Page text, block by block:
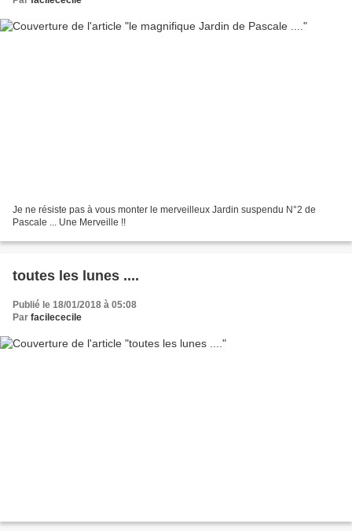
Je ne résiste pas à vous monter le merveilleux Jardin suspendu N°2 de
Pascale ... Une Merveille !!
toutes les lunes ....
Publié le 18/01/2018 à 05:08
Par facilececile